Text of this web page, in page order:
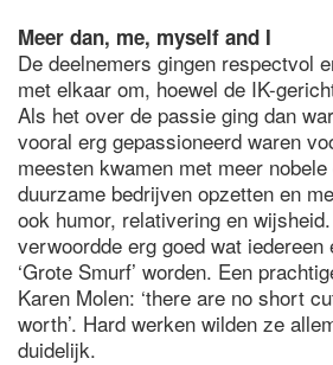
Meer dan, me, myself and I
De deelnemers gingen respectvol
met elkaar om, hoewel de IK-
Als het over de passie ging dan
vooral erg gepassioneerd waren
meesten kwamen met meer
duurzame bedrijven opzetten en
ook humor, relativering en
verwoordde erg goed wat
‘Grote Smurf’ worden. Een
Karen Molen: ‘there are no short
worth’. Hard werken wilden ze
duidelijk.